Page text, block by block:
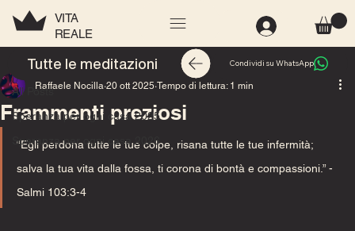
VITA
REALE
All Posts
Speranza per ogni casa 2025
Speranza per ogni casa 2026
All Posts
Frammenti preziosi
Raffaele Nocilla 20 ott 2025 Tempo di lettura: 1 min
“Egli perdona tutte le tue colpe, risana tutte le tue infermità;
salva la tua vita dalla fossa, ti corona di bontà e compassioni.” -
Salmi 103:3-4
Tutte le meditazioni Condividi su WhatsApp